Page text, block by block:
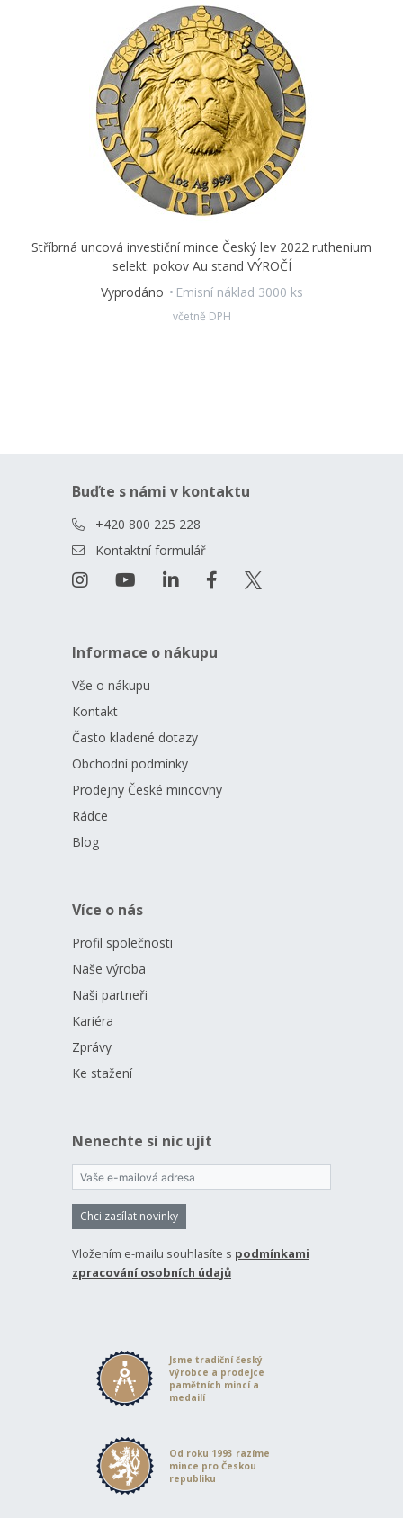
Stříbrná uncová investiční mince Český lev 2022 ruthenium
selekt. pokov Au stand VÝROČÍ
Vyprodáno
Emisní náklad 3000 ks
včetně DPH
Buďte s námi v kontaktu
+420 800 225 228
Kontaktní formulář
Informace o nákupu
Vše o nákupu
Kontakt
Často kladené dotazy
Obchodní podmínky
Prodejny České mincovny
Rádce
Blog
Více o nás
Profil společnosti
Naše výroba
Naši partneři
Kariéra
Zprávy
Ke stažení
Nenechte si nic ujít
Chci zasílat novinky
Vložením e-mailu souhlasíte s podmínkami
zpracování osobních údajů
Jsme tradiční český
výrobce a prodejce
pamětních mincí a
medailí
Od roku 1993 razíme
mince pro Českou
republiku